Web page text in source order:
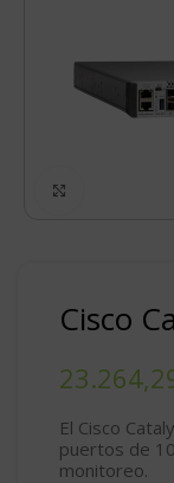
Cisco
El Cisco
puertos de
monitoreo.